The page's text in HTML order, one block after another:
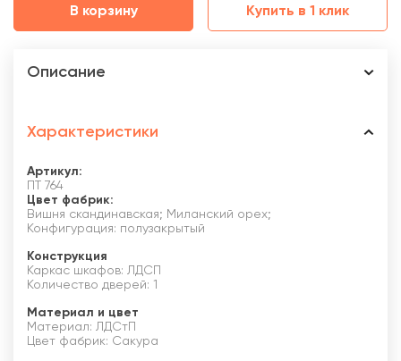
В корзину Купить в 1 клик
Описание
Характеристики
Артикул:
ПТ 764
Цвет фабрик:
Вишня скандинавская; Миланский орех;
Конфигурация: полузакрытый
Конструкция
Каркас шкафов: ЛДСП
Количество дверей: 1
Материал и цвет
Материал: ЛДСтП
Цвет фабрик: Сакура